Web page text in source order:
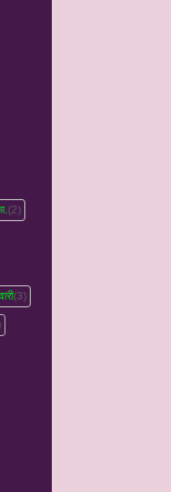
(2)
(3)